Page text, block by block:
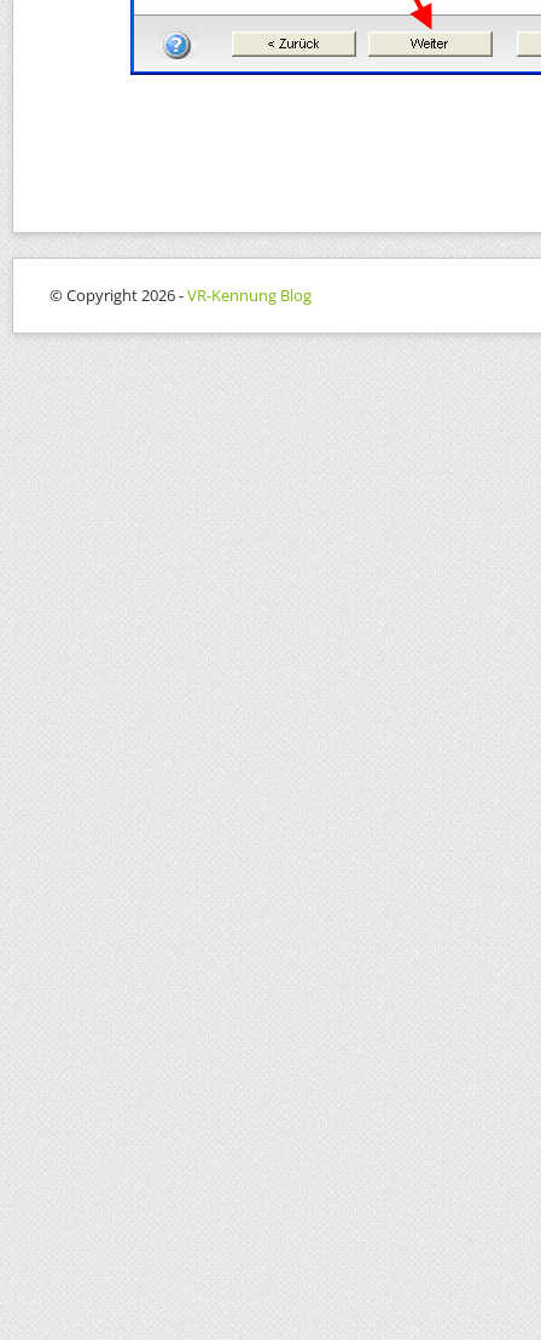
© Copyright 2026 -VR-Kennung Blog